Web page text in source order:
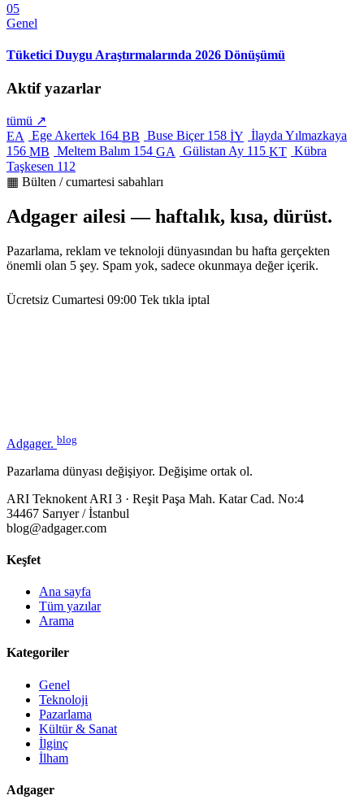
05
Genel
Tüketici Duygu Araştırmalarında 2026 Dönüşümü
Aktif yazarlar
tümü ↗
EA
Ege Akertek 164 BB Buse Biçer 158 İY İlayda Yılmazkaya
156 MB Meltem Balım 154 GA Gülistan Ay 115 KT Kübra
Taşkesen 112
▦ Bülten / cumartesi sabahları
Adgager ailesi — haftalık, kısa, dürüst.
Pazarlama, reklam ve teknoloji dünyasından bu hafta gerçekten
önemli olan 5 şey. Spam yok, sadece okunmaya değer içerik.
Ücretsiz Cumartesi 09:00 Tek tıkla iptal
Adgager. blog
Pazarlama dünyası değişiyor. Değişime ortak ol.
ARI Teknokent ARI 3 · Reşit Paşa Mah. Katar Cad. No:4
34467 Sarıyer / İstanbul
blog@adgager.com
Keşfet
Ana sayfa
Tüm yazılar
Arama
Kategoriler
Genel
Teknoloji
Pazarlama
Kültür & Sanat
İlginç
İlham
Adgager